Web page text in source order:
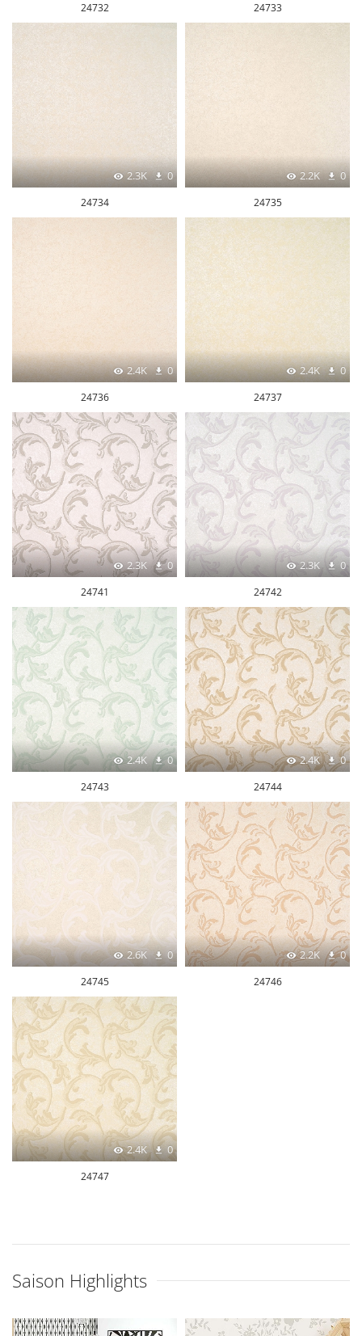
24732 24733
2.3K 0
24734
2.2K 0
24735
2.4K 0
24736
2.4K 0
24737
2.3K 0
24741
2.3K 0
24742
2.4K 0
24743
2.4K 0
24744
2.6K 0
24745
2.2K 0
24746
2.4K 0
24747
Saison Highlights